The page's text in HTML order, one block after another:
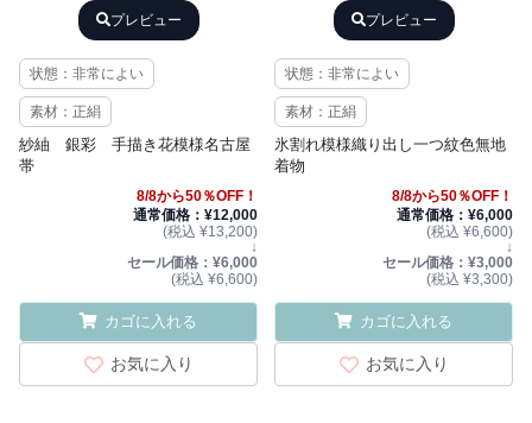
プレビュー
状態：非常によい
素材：正絹
紗紬 銀彩 手描き花模様名古屋
帯
8/8から50％OFF！
通常価格：¥12,000
(税込 ¥13,200)
↓
セール価格：¥6,000
(税込 ¥6,600)
カゴに入れる
お気に入り
プレビュー
状態：非常によい
素材：正絹
氷割れ模様織り出し一つ紋色無地
着物
8/8から50％OFF！
通常価格：¥6,000
(税込 ¥6,600)
↓
セール価格：¥3,000
(税込 ¥3,300)
カゴに入れる
お気に入り